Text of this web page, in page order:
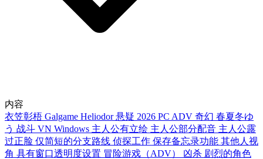
内容
衣笠彰梧 Galgame Heliodor悬疑 2026 PC ADV 奇幻 春夏冬ゆ
う 战斗 VN Windows 主人公有立绘 主人公部分配音 主人公露
过正脸 仅简短的分支路线 侦探工作 保存备忘录功能 其他人视
角 具有窗口透明度设置 冒险游戏（ADV） 凶杀 剧烈的角色